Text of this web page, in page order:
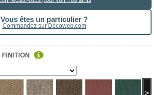
Vous êtes un particulier ?
Commandez sur Décoweb.com
>